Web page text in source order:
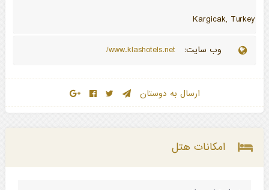
Kargicak, Turkey
وب سایت:
ارسال به دوستان
امکانات هتل